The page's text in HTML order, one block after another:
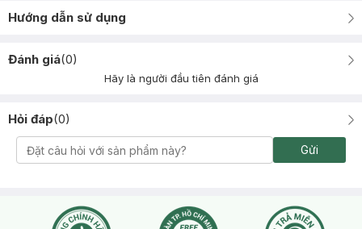
Hướng dẫn sử dụng
Đánh giá(0)
Hãy là người đầu tiên đánh giá
Hỏi đáp(0)
Gửi